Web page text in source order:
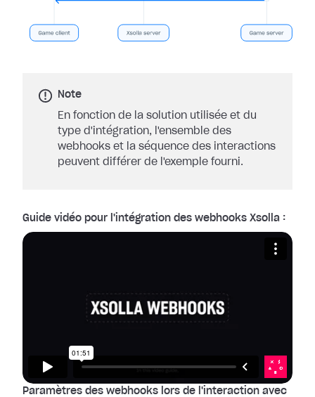
Note
En fonction de la solution utilisée et du
type d'intégration, l'ensemble des
webhooks et la séquence des interactions
peuvent différer de l'exemple fourni.
Guide vidéo pour l'intégration des webhooks Xsolla :
Paramètres des webhooks lors de l'interaction avec